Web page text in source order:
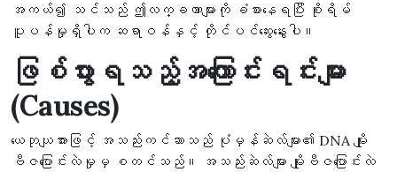
အကယ်၍ သင်သည် ဤလက္ခဏာများကို ခံစားနေရပြီး စိုးရိမ်
ပူပန်မှုရှိပါက ဆရာဝန်နှင့် တိုင်ပင်ဆွေးနွေးပါ။
ဖြစ်ပွားရသည့်အကြောင်းရင်းများ
(Causes)
ယေဘုယျအားဖြင့် အသည်းကင်ဆာသည် ပုံမှန်ဆဲလ်များ၏ DNA မျိုး
ဗီဇပြောင်းလဲမှုမှ စတင်သည်။ အသည်းဆဲလ်များ မျိုးဗီဇပြောင်းလဲ